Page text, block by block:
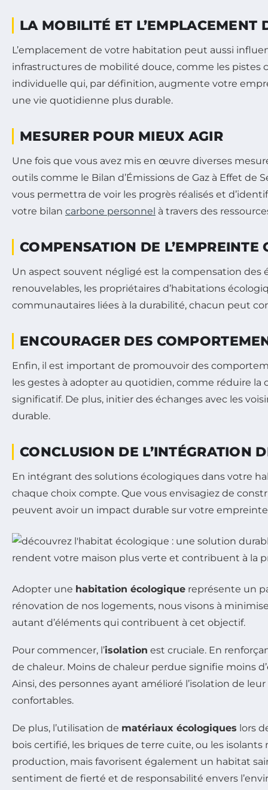
LA MOBILITÉ ET L’EMPLACEMENT
L’emplacement de votre habitation peut aussi
infrastructures de mobilité douce, comme les pistes
individuelle qui, par définition, augmente votre
une vie quotidienne plus durable.
MESURER POUR MIEUX AGIR
Une fois que vous avez mis en œuvre diverses
outils comme le Bilan d’Émissions de Gaz à Effet de
vous permettra de voir les progrès réalisés et
votre bilan carbone personnel à travers des
COMPENSATION DE L’EMPREINTE
Un aspect souvent négligé est la compensation des
renouvelables, les propriétaires d’habitations
communautaires liées à la durabilité, chacun peut
ENCOURAGER DES
Enfin, il est important de promouvoir des
les gestes à adopter au quotidien, comme réduire la
significatif. De plus, initier des échanges avec les
durable.
CONCLUSION DE L’INTÉGRATION
En intégrant des solutions écologiques dans votre
chaque choix compte. Que vous envisagiez de
peuvent avoir un impact durable sur votre
Adopter une habitation écologique représente un
rénovation de nos logements, nous visons à
autant d’éléments qui contribuent à cet objectif.
Pour commencer, l’isolation est cruciale. En
de chaleur. Moins de chaleur perdue signifie moins
Ainsi, des personnes ayant amélioré l’isolation de
confortables.
De plus, l’utilisation de matériaux écologiques lors
bois certifié, les briques de terre cuite, ou les
production, mais favorisent également un habitat
sentiment de fierté et de responsabilité envers